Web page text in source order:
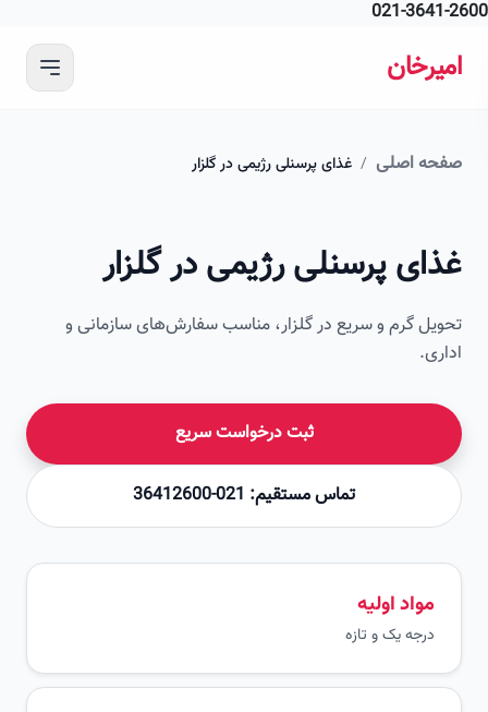
021-
اصلی / غذای پرسنلی رژیمی در گلزار
پرسنلی رژیمی در گلزار
گرم و سریع در گلزار، مناسب سفارش‌های سازمانی و
ثبت درخواست سریع
تماس مستقیم: 021-36412600
مواد اولیه
درجه یک و تازه